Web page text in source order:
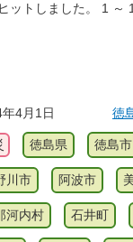
ットしました。 1 ～ 1
4月1日 徳
徳島県 徳島市
川市 阿波市
河内村 石井町